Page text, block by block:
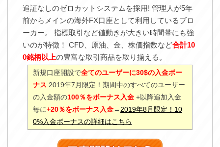
追証なしのゼロカットシステムを採用! 管理人が5年
前からメインの海外FX口座として利用しているブロ
ーカー。 指標取引など値動きが大きい時間帯にも強
いのが特徴！ CFD、原油、金、株価指数など合計10
0銘柄以上の豊富な取引商品を取り揃える。
新規口座開設で全てのユーザーに30$の入金ボー
ナス 2019年7月限定！期間中のすべてのユーザー
の入金額の100％をボーナス入金 +以降追加入金
毎に+20％をボーナス入金→ 2019年8月限定！10
0%入金ボーナスの詳細はこちら